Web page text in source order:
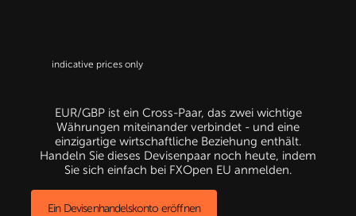
EUR/GBP ist ein Cross-Paar, das zwei wichtige
Währungen miteinander verbindet - und eine
einzigartige wirtschaftliche Beziehung enthält.
Handeln Sie dieses Devisenpaar noch heute, indem
Sie sich einfach bei FXOpen EU anmelden.
Ein Devisenhandelskonto eröffnen